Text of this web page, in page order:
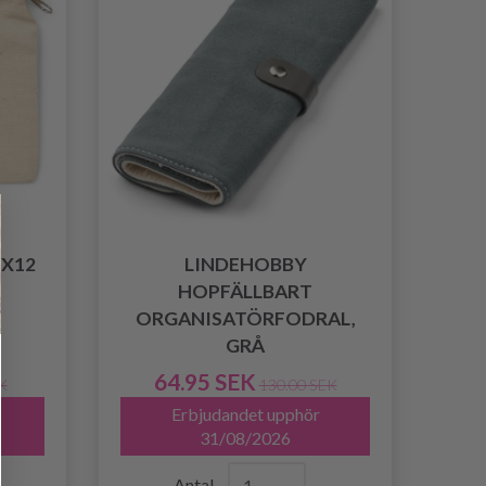
LINDEHOBBY
HOPFÄLLBART
ORGANISATÖRFODRAL,
GRÅ
64.95 SEK 130.00 SEK
Erbjudandet upphör
31/08/2026